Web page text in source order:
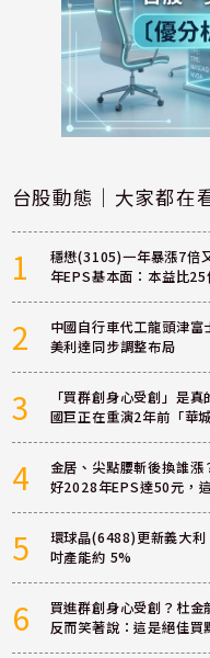
台股動態｜大家都在
1
穩懋(3105)一年暴漲7倍
年EPS基本面：本益比25
2
中國自行車代工龍頭津
美利達同步調整布局
3
「買群創身心受創」是
國巨正在重演2年前「華
4
金居、尖點腰斬後換誰
好2028年EPS達50元，
5
環球晶(6488)更新義大
吋產能約 5%
6
買進群創身心受創？杜
反而笑著說：這是絕佳買